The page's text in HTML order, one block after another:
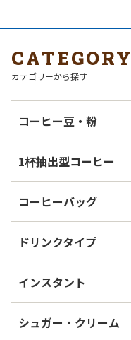
CATEGORY
カテゴリーから探す
コーヒー豆・粉
1杯抽出型コーヒー
コーヒーバッグ
ドリンクタイプ
インスタント
シュガー・クリーム